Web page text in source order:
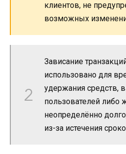
клиентов, не
возможных
Зависание
использовано для
удержания средств,
пользователей либо
неопределённо
из-за истечения